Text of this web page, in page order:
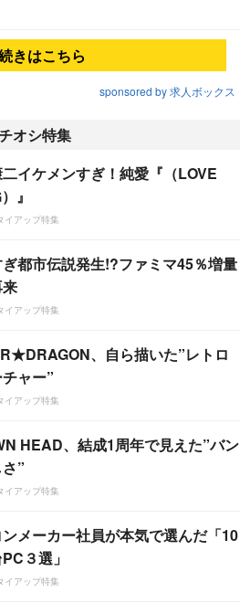
きはこちら
sponsored by 求人ボックス
オシ特集
イケメンすぎ！純愛『（LOVE
』
イアップ特集
都市伝説発生!?ファミマ45％増量
イアップ特集
、自ら描いた”レトロ
ャー”
イアップ特集
HEAD、結成1周年で見えた”バン
”
イアップ特集
メーカー社員が本気で選んだ「10
３選」
イアップ特集